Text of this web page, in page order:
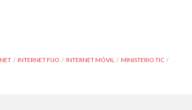
INTERNET FIJO INTERNET MÓVIL
MINISTERIO TIC